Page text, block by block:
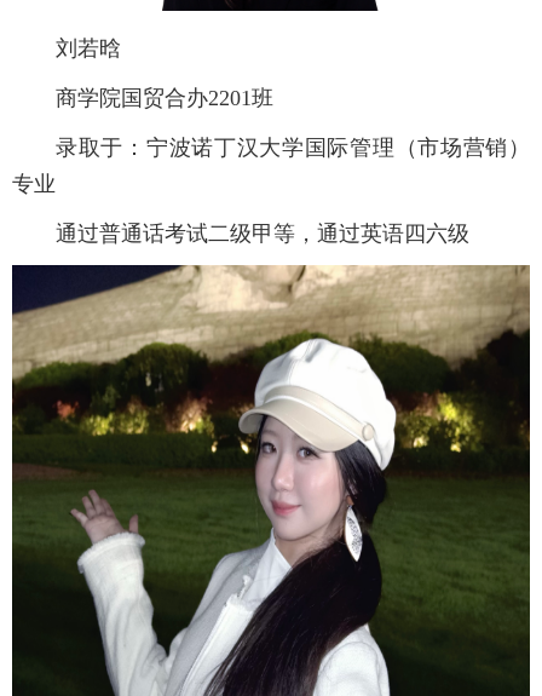
刘若晗
商学院国贸合办2201班
录取于：宁波诺丁汉大学国际管理（市场营销）
专业
通过普通话考试二级甲等，通过英语四六级